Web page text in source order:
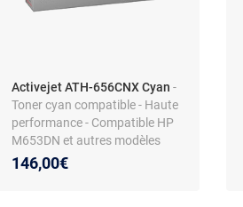
Activejet ATH-656CNX Cyan -
Toner cyan compatible - Haute
performance - Compatible HP
M653DN et autres modèles
146,00€